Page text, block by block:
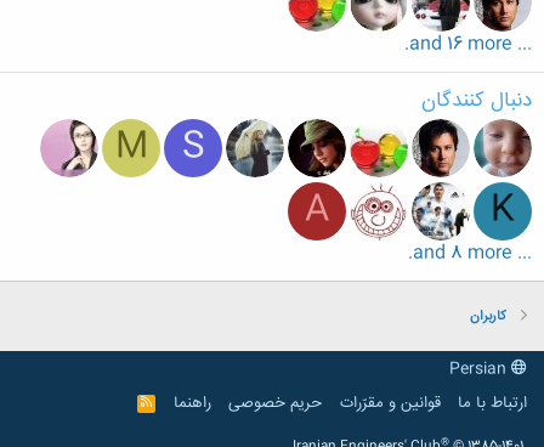
... and 16 more.
دنبال کنندگان
S
M
K
A
... and 8 more.
کاربران
ارتباط با ما
قوانین و مقرّرات حریم خصوصی راهنما
R
S
®